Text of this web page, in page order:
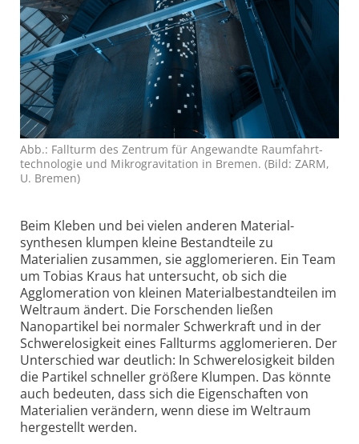
Abb.: Fallturm des Zentrum für Angewandte Raumfahrt­
technologie und Mikro­gravitation in Bremen. (Bild: ZARM,
U. Bremen)
Beim Kleben und bei vielen anderen Material­
synthesen klumpen kleine Bestandteile zu
Materialien zusammen, sie agglomerieren. Ein Team
um Tobias Kraus hat untersucht, ob sich die
Agglomeration von kleinen Material­bestandteilen im
Weltraum ändert. Die Forschenden ließen
Nanopartikel bei normaler Schwerkraft und in der
Schwerelosigkeit eines Fallturms agglo­merieren. Der
Unterschied war deutlich: In Schwerelosigkeit bilden
die Partikel schneller größere Klumpen. Das könnte
auch bedeuten, dass sich die Eigen­schaften von
Materialien verändern, wenn diese im Weltraum
hergestellt werden.